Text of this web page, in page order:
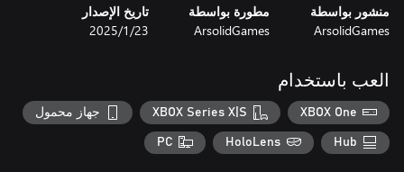
منشور بواسطة
ArsolidGames
مطورة بواسطة
ArsolidGames
تاريخ الإصدار
23‏/1‏/2025
العب باستخدام
XBOX One
XBOX Series X|S جهاز محمول
Hub
HoloLens
PC